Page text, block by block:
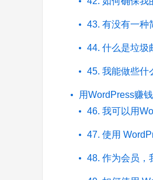
43. 有没有一种
44. 什么是垃圾
45. 我能做些什
用WordPress赚钱
46. 我可以用
47. 使用
48. 作为会员，